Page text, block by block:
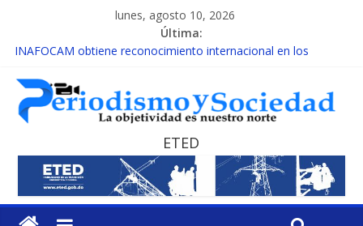
lunes, agosto 10, 2026
Última:
INAFOCAM obtiene reconocimiento internacional en los
15 de febrero de cada año es Día Nacional de la lucha contra el
cáncer infantil
EL ENFOQUE UNILATERAL DE LA COALICIÓN
MESCyT y Universidad Albizu apoyarán rehabilitación de
reclusos
MESCyT presenta calendario de Consulta Nacional por la
Educación
ETED